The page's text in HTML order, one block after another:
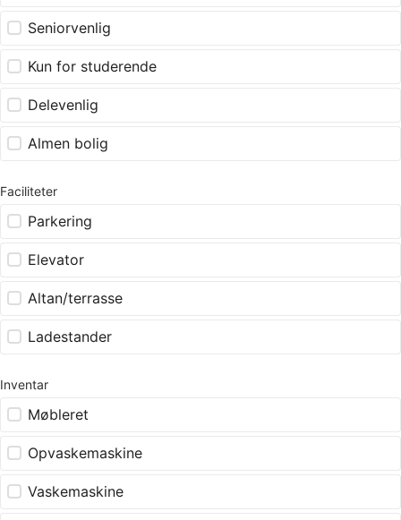
Seniorvenlig
Kun for studerende
Delevenlig
Almen bolig
Faciliteter
Parkering
Elevator
Altan/terrasse
Ladestander
Inventar
Møbleret
Opvaskemaskine
Vaskemaskine